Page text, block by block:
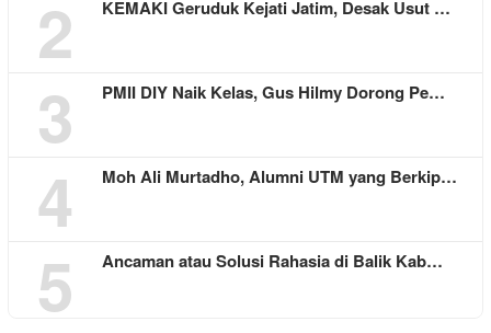
2 KEMAKI Geruduk Kejati Jatim, Desak Usut …
3 PMII DIY Naik Kelas, Gus Hilmy Dorong Pe…
4 Moh Ali Murtadho, Alumni UTM yang Berkip…
5 Ancaman atau Solusi Rahasia di Balik Kab…